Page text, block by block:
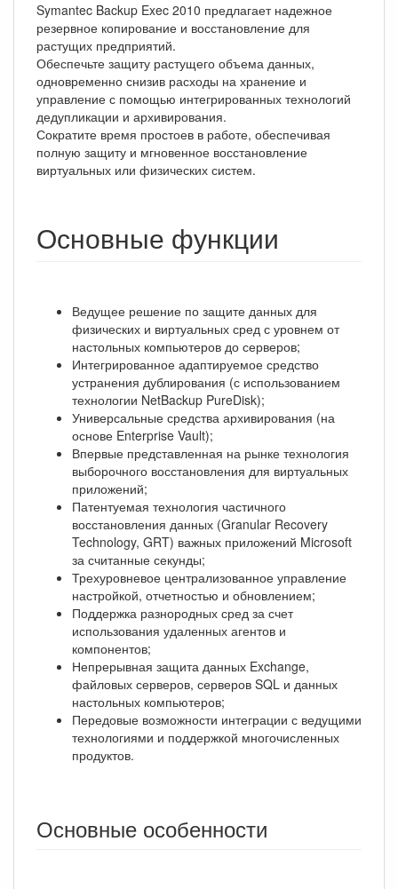
Symantec Backup Exec 2010 предлагает надежное
резервное копирование и восстановление для
растущих предприятий.
Обеспечьте защиту растущего объема данных,
одновременно снизив расходы на хранение и
управление с помощью интегрированных технологий
дедупликации и архивирования.
Сократите время простоев в работе, обеспечивая
полную защиту и мгновенное восстановление
виртуальных или физических систем.
Основные функции
Ведущее решение по защите данных для
физических и виртуальных сред с уровнем от
настольных компьютеров до серверов;
Интегрированное адаптируемое средство
устранения дублирования (с использованием
технологии NetBackup PureDisk);
Универсальные средства архивирования (на
основе Enterprise Vault);
Впервые представленная на рынке технология
выборочного восстановления для виртуальных
приложений;
Патентуемая технология частичного
восстановления данных (Granular Recovery
Technology, GRT) важных приложений Microsoft
за считанные секунды;
Трехуровневое централизованное управление
настройкой, отчетностью и обновлением;
Поддержка разнородных сред за счет
использования удаленных агентов и
компонентов;
Непрерывная защита данных Exchange,
файловых серверов, серверов SQL и данных
настольных компьютеров;
Передовые возможности интеграции с ведущими
технологиями и поддержкой многочисленных
продуктов.
Основные особенности